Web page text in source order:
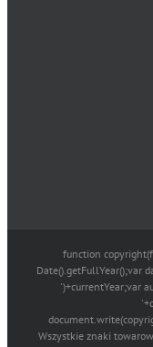
function
Date().getFullYear();var
')+currentYear;var
Wszystkie znaki